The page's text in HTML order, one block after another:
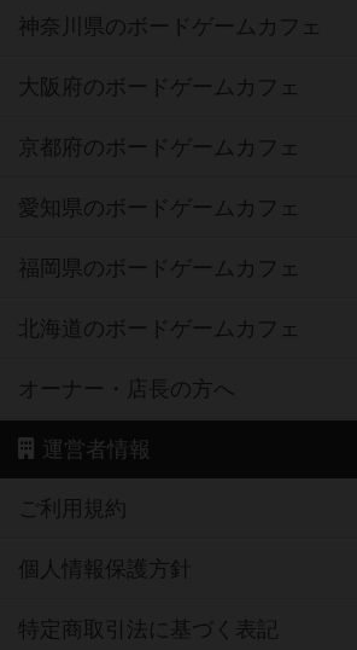
神奈川県のボードゲームカフェ
大阪府のボードゲームカフェ
京都府のボードゲームカフェ
愛知県のボードゲームカフェ
福岡県のボードゲームカフェ
北海道のボードゲームカフェ
オーナー・店長の方へ
運営者情報
ご利用規約
個人情報保護方針
特定商取引法に基づく表記